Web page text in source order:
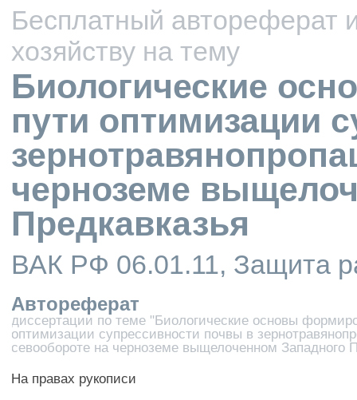
Бесплатный автореферат
хозяйству на тему
Биологические
пути оптимизации
черноземе
Предкавказья
ВАК РФ 06.01.11, Защита
Автореферат
диссертации по теме "Биологические основы
оптимизации супрессивности почвы в
севообороте на черноземе выщелоченном Западного
На правах рукописи